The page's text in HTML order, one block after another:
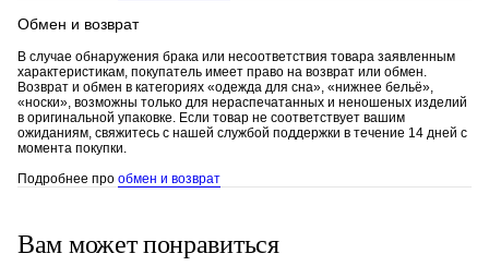
Обмен и возврат
В случае обнаружения брака или несоответствия товара заявленным
характеристикам, покупатель имеет право на возврат или обмен.
Возврат и обмен в категориях «одежда для сна», «нижнее бельё»,
«носки», возможны только для нераспечатанных и неношеных изделий
в оригинальной упаковке. Если товар не соответствует вашим
ожиданиям, свяжитесь с нашей службой поддержки в течение 14 дней с
момента покупки.
Подробнее про обмен и возврат
Вам может понравиться